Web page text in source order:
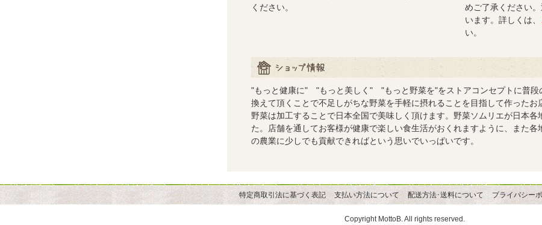
ください。
めご了承ください
います。詳しくは、
い。
ショップ情報
"もっと健康に" "もっと美しく" "もっと野菜を"をストアコンセプトに普段
換えて頂くことで不足しがちな野菜を手軽に摂れることを目指して作ったお
野菜は加工することで日本全国で美味しく頂けます。野菜ソムリエが日本各
た。店舗を通してお客様が健康で楽しい食生活がおくれますように、また
の農業に少しでも貢献できればという思いでいっぱいです。
特定商取引法に基づく表記 支払い方法について 配送方法･送料について プライバシー
Copyright MottoB. All rights reserved.